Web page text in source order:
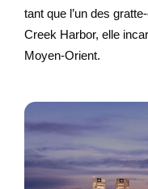
tant que l’un des
Creek Harbor, elle
Moyen-Orient.